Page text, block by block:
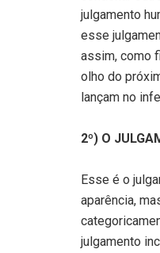
julgamento
esse
assim, como
olho do
lançam no
2º) O
Esse é o
aparência,
julgamento